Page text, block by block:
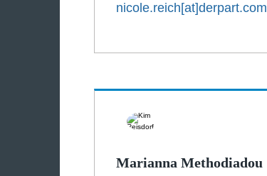
nicole.reich[at]derpart.com
Marianna Methodiadou